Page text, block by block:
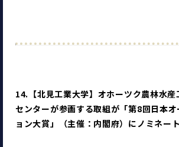
14.【北見工業大学】オホーツク農林水産
センターが参画する取組が「第8回日本
ョン大賞」（主催：内閣府）にノミネー